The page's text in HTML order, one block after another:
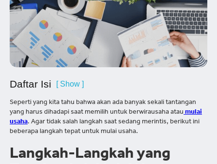
Daftar Isi [ Show ]
Seperti yang kita tahu bahwa akan ada banyak sekali tantangan
yang harus dihadapi saat memilih untuk berwirausaha ataumulai
usaha. Agar tidak salah langkah saat sedang merintis, berikut ini
beberapa langkah tepat untuk mulai usaha.
Langkah-Langkah yang